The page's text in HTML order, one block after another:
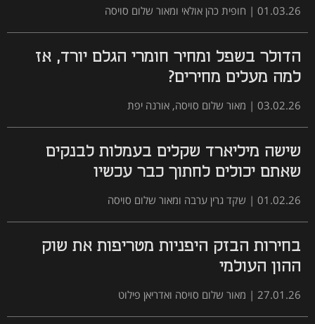
01.03.26
| חופית כהן אולאי ומאור שלום סויסה
הדולר בשפל ומחיר חומרי הגלם יורד, אז
למה מעלים מחירים?
03.02.26
| מאור שלום סויסה, אורנה יפת
שישה מיליארד שקלים בעמלות לבנקים
שאתם יכולים לחתוך כבר עכשיו
01.02.26
| שקד גרין ערבה ומאור שלום סויסה
בחירות הבזק היפניות מטריפות את שוק
ההון העולמי
27.01.26
| מאור שלום סויסה ואדריאן פילוט